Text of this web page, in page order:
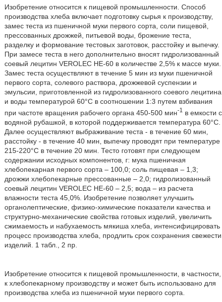
Изобретение относится к пищевой промышленности. Способ
производства хлеба включает подготовку сырья к производству,
замес теста из пшеничной муки первого сорта, соли пищевой,
прессованных дрожжей, питьевой воды, брожение теста,
разделку и формование тестовых заготовок, расстойку и выпечку.
При замесе теста в него дополнительно вносят гидролизованный
соевый лецитин VEROLEC HE-60 в количестве 2,5% к массе муки.
Замес теста осуществляют в течение 5 мин из муки пшеничной
первого сорта, солевого раствора, дрожжевой суспензии и
эмульсии, приготовленной из гидролизованного соевого лецитина
и воды температурой 60°С в соотношении 1:3 путем взбивания
при частоте вращения рабочего органа 450-500 мин-1
в емкости с
водяной рубашкой, в которой поддерживается температура 60°С.
Далее осуществляют выбраживание теста - в течение 60 мин,
расстойку - в течение 40 мин, выпечку проводят при температуре
215-220°С в течение 20 мин. Тесто готовят при следующем
содержании исходных компонентов, г: мука пшеничная
хлебопекарная первого сорта – 100,0; соль пищевая – 1,3;
дрожжи хлебопекарные прессованные – 2,0; гидролизованный
соевый лецитин VEROLEC HE-60 – 2,5; вода – из расчета
влажности теста 45,0%. Изобретение позволяет улучшить
органолептические, физико-химические показатели качества и
структурно-механические свойства готовых изделий, увеличить
сжимаемость и набухаемость мякиша хлеба, интенсифицировать
процесс производства хлеба, продлить срок сохранения свежести
изделий. 1 табл., 2 пр.
Изобретение относится к пищевой промышленности, в частности,
к хлебопекарному производству и может быть использовано для
производства хлеба из пшеничной муки первого сорта.